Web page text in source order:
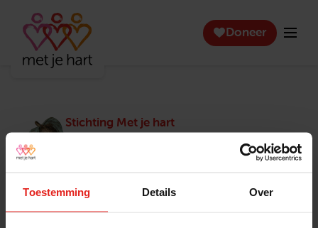
Toestemming Details Over
Doneer
Stichting Met je hart
Stichting Met je hart laat ouderen die zich
eenzaam voelen weer genieten en inspireert
winnaar van het Appeltje van Oranje.